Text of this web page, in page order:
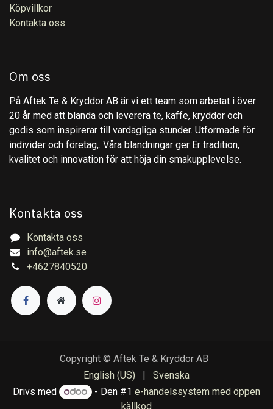
Köpvillkor
Kontakta oss
Om oss
På Aftek Te & Kryddor AB är vi ett team som arbetat i över
20 år med att blanda och leverera te, kaffe, kryddor och
godis som inspirerar till vardagliga stunder. Utformade för
individer och företag,. Våra blandningar ger Er tradition,
kvalitet och innovation för att höja din smakupplevelse.
Kontakta oss
Kontakta oss
info@aftek.se
+4627840520
Copyright © Aftek Te & Kryddor AB
English (US)
|
Svenska
Drivs med
- Den #1e-handelssystem med öppen
källkod